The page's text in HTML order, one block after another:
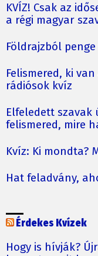
KVÍZ! Csak az
a régi magyar
Földrajzból penge
Felismered, ki
rádiósok kvíz
Elfeledett szavak
felismered, mire
Kvíz: Ki mondta?
Hat feladvány,
Érdekes Kvízek
Hogy is hívják?